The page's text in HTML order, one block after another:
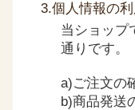
3.個人情報の
当ショップ
通りです。
a)ご注文の
b)商品発送